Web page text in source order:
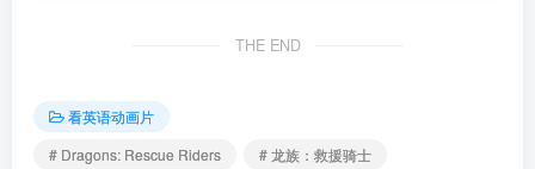
THE END
看英语动画片
# Dragons: Rescue Riders
# 龙族：救援骑士